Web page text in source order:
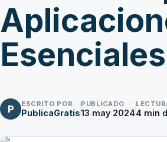
Esenciales
P ESCRITO POR
PublicaGratis
PUBLICADO
13 may 20244 min